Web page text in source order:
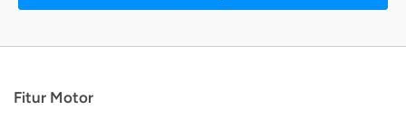
Fitur Motor